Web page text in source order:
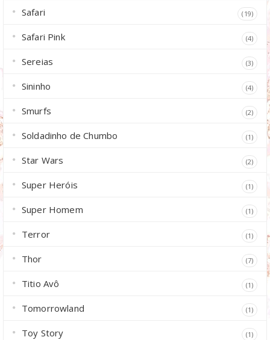
Safari (19)
Safari Pink (4)
Sereias (3)
Sininho (4)
Smurfs (2)
Soldadinho de Chumbo (1)
Star Wars (2)
Super Heróis (1)
Super Homem (1)
Terror (1)
Thor (7)
Titio Avô (1)
Tomorrowland (1)
Toy Story (1)